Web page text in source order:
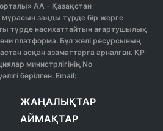
АА - Қазақстан
заңды түрде бір жерге
түрде насихаттайтын ағартушылық
платформа. Бұл желі ресурсының
асқан азаматтарға арналған. ҚР
министрлігінің No
берілген. Email:
ЖАҢАЛЫҚТАР
АЙМАҚТАР